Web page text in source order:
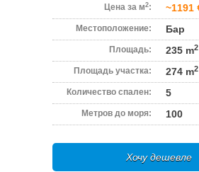
Цена за м2: ~1191
Местоположение: Бар
Площадь: 235 m2
Площадь участка: 274 m2
Количество спален: 5
Метров до моря: 100
Хочу дешевле